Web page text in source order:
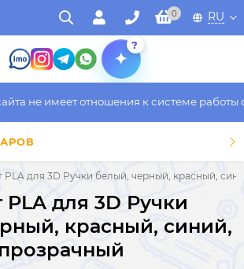
0 RU
?
не имеет отношения к системе работы
для 3D Ручки белый, черный, красный,
для 3D Ручки
красный, синий,